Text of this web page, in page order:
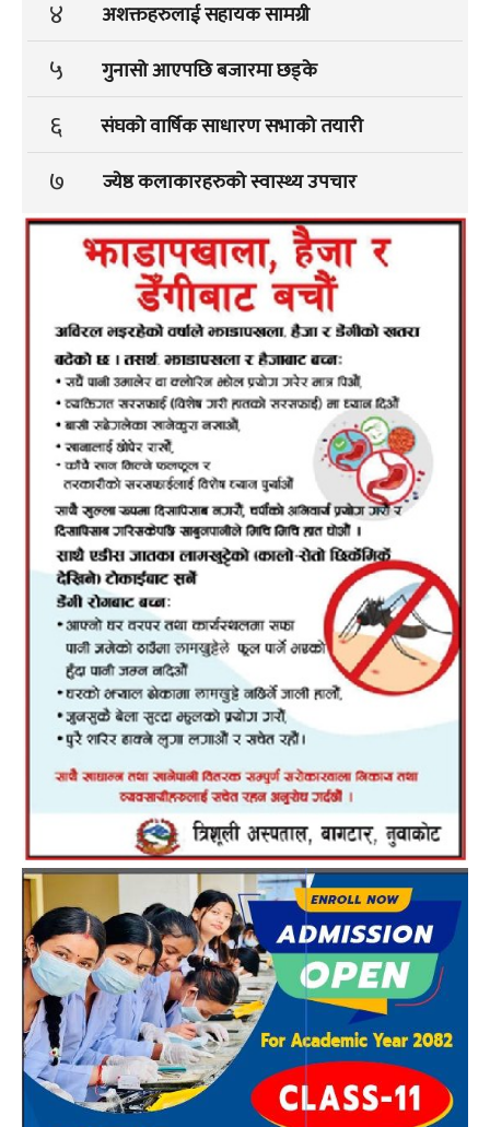
४ अशक्तहरुलाई सहायक सामग्री
५ गुनासो आएपछि बजारमा छड्के
६ संघको वार्षिक साधारण सभाको तयारी
७ ज्येष्ठ कलाकारहरुको स्वास्थ्य उपचार